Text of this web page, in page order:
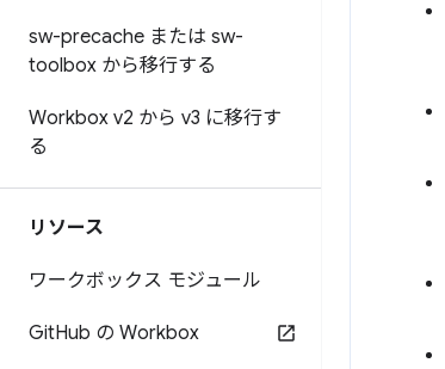
sw-precache または sw-
toolbox から移行する
Workbox v2 から v3 に移行す
る
リソース
ワークボックス モジュール
GitHub の Workbox